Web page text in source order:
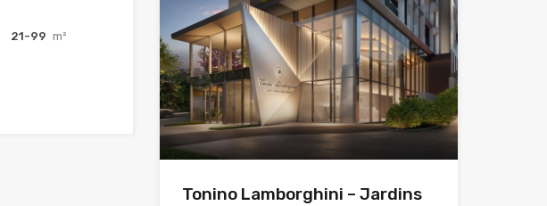
21-99 m²
Tonino Lamborghini – Jardins